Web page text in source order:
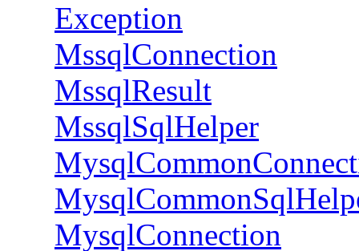
Exception
MssqlConnection
MssqlResult
MssqlSqlHelper
MysqlConnection